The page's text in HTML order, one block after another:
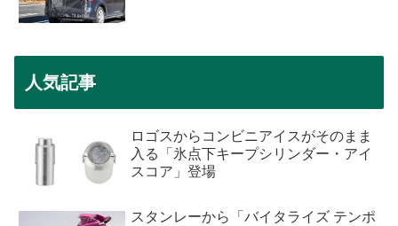
人気記事
ロゴスからコンビニアイスがそのまま
入る「氷点下キープシリンダー・アイ
スコア」登場
スタンレーから「バイタライズ テンポ